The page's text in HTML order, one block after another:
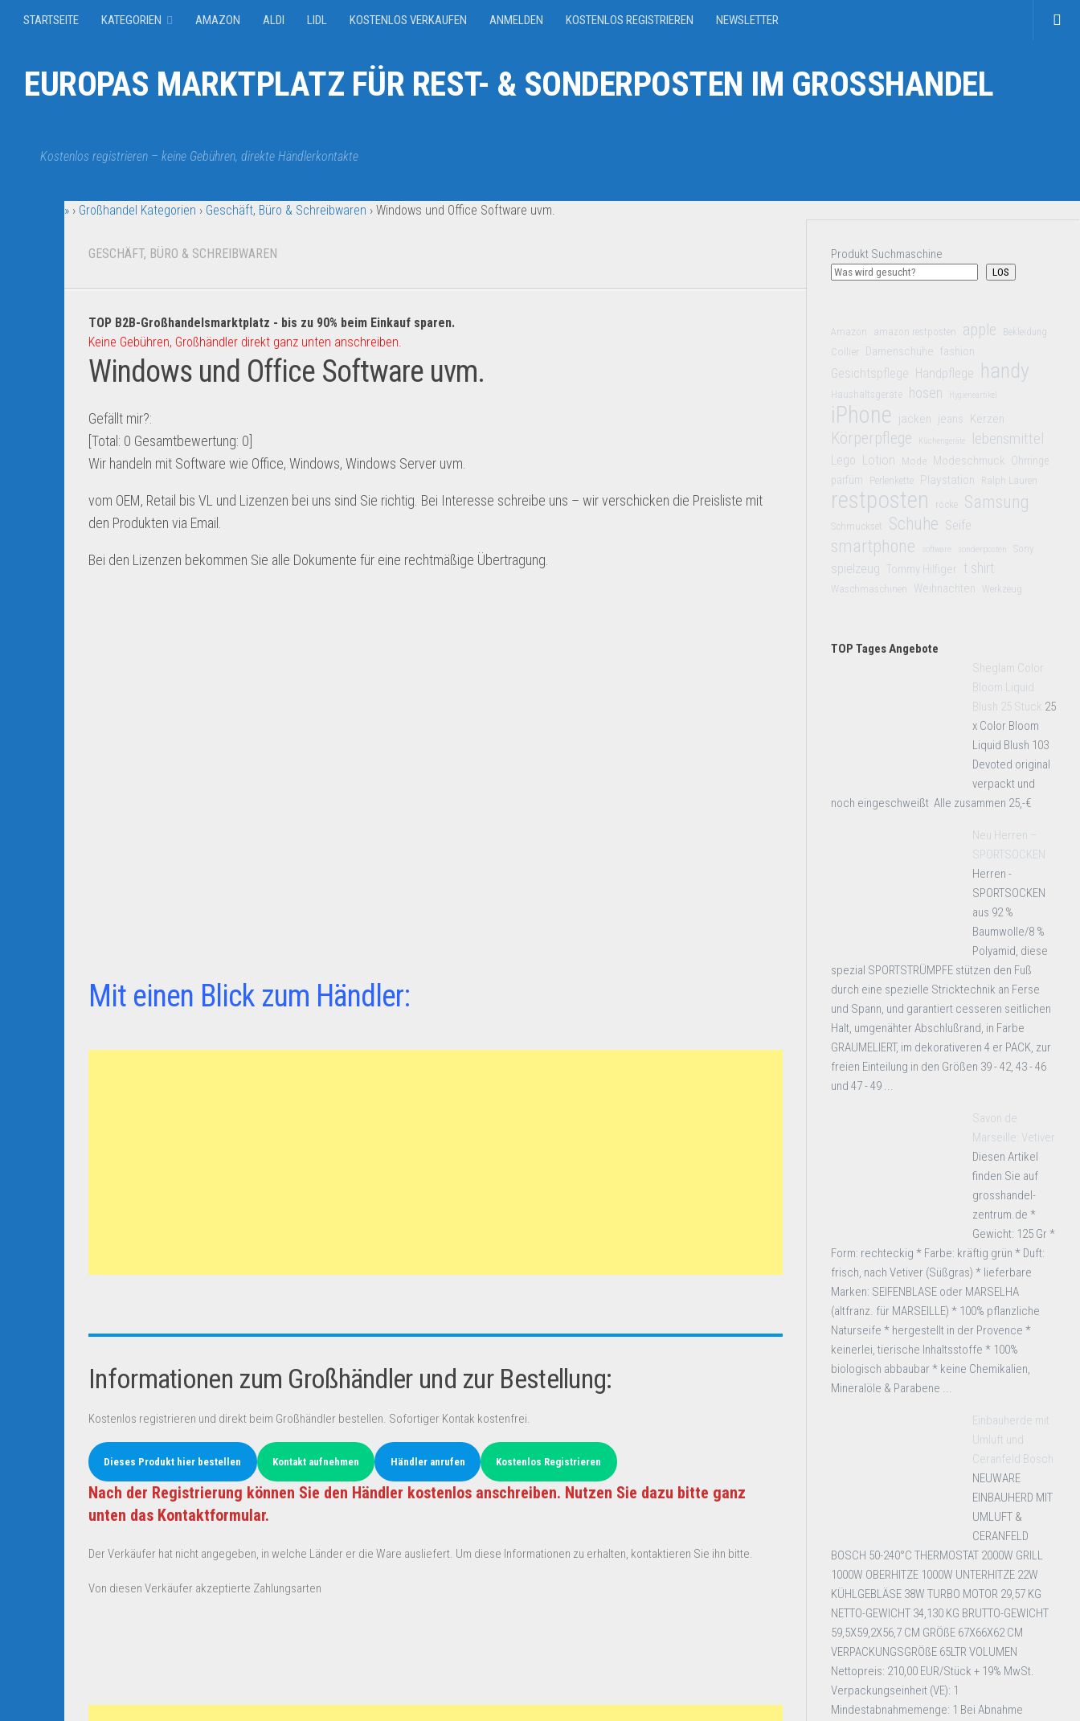
STARTSEITE KATEGORIEN AMAZON ALDI LIDL KOSTENLOS VERKAUFEN ANMELDEN KOSTENLOS REGISTRIEREN NEWSLETTER
EUROPAS MARKTPLATZ FÜR REST- & SONDERPOSTEN IM GROSSHANDEL
Kostenlos registrieren – keine Gebühren, direkte Händlerkontakte
» › Großhandel Kategorien › Geschäft, Büro & Schreibwaren › Windows und Office Software uvm.
GESCHÄFT, BÜRO & SCHREIBWAREN
TOP B2B-Großhandelsmarktplatz - bis zu 90% beim Einkauf sparen.
Keine Gebühren, Großhändler direkt ganz unten anschreiben.
Windows und Office Software uvm.
Gefällt mir?:
[Total: 0 Gesamtbewertung: 0
Wir handeln mit Software wie Office, Windows, Windows Server uvm.
vom OEM, Retail bis VL und Lizenzen bei uns sind Sie richtig. Bei Interesse schreibe uns – wir verschicken die Preisliste mit
den Produkten via Email.
Bei den Lizenzen bekommen Sie alle Dokumente für eine rechtmäßige Übertragung.
Mit einen Blick zum Händler:
Informationen zum Großhändler und zur Bestellung:
Kostenlos registrieren und direkt beim Großhändler bestellen. Sofortiger Kontak kostenfrei.
Dieses Produkt hier bestellen Kontakt aufnehmen Händler anrufen Kostenlos Registrieren
Nach der Registrierung können Sie den Händler kostenlos anschreiben. Nutzen Sie dazu bitte ganz
unten das Kontaktformular.
Der Verkäufer hat nicht angegeben, in welche Länder er die Ware ausliefert. Um diese Informationen zu erhalten, kontaktieren Sie ihn bitte.
Von diesen Verkäufer akzeptierte Zahlungsarten
Produkt Suchmaschine
LOS
Amazon amazon restposten apple Bekleidung
Collier Damenschuhe fashion
Gesichtspflege Handpflege handy
Haushaltsgeräte hosen Hygieneartikel
iPhone jacken jeans Kerzen
Körperpflege Küchengeräte lebensmittel
Lego Lotion Mode Modeschmuck Ohrringe
parfüm
Perlenkette Playstation Ralph Lauren
restposten röcke Samsung
Schmuckset Schuhe Seife
smartphone software sonderposten Sony
spielzeug Tommy Hilfiger t shirt
Waschmaschinen Weihnachten Werkzeug
TOP Tages Angebote
Sheglam Color
Bloom Liquid
Blush 25 Stück 25
x Color Bloom
Liquid Blush 103
Devoted original
verpackt und
noch eingeschweißt Alle zusammen 25,-€
Neu Herren –
SPORTSOCKEN
Herren -
SPORTSOCKEN
aus 92 %
Baumwolle/8 %
Polyamid, diese
spezial SPORTSTRÜMPFE stützen den Fuß
durch eine spezielle Stricktechnik an Ferse
und Spann, und garantiert cesseren seitlichen
Halt, umgenähter Abschlußrand, in Farbe
GRAUMELIERT, im dekorativeren 4 er PACK, zur
freien Einteilung in den Größen 39 - 42, 43 - 46
und 47 - 49 ...
Savon de
Marseille: Vetiver
Diesen Artikel
finden Sie auf
grosshandel-
zentrum.de *
Gewicht: 125 Gr *
Form: rechteckig * Farbe: kräftig grün * Duft:
frisch, nach Vetiver (Süßgras) * lieferbare
Marken: SEIFENBLASE oder MARSELHA
(altfranz. für MARSEILLE) * 100% pflanzliche
Naturseife * hergestellt in der Provence *
keinerlei, tierische Inhaltsstoffe * 100%
biologisch abbaubar * keine Chemikalien,
Mineralöle & Parabene ...
Einbauherde mit
Umluft und
Ceranfeld Bosch
NEUWARE
EINBAUHERD MIT
UMLUFT &
CERANFELD
BOSCH 50-240°C THERMOSTAT 2000W GRILL
1000W OBERHITZE 1000W UNTERHITZE 22W
KÜHLGEBLÄSE 38W TURBO MOTOR 29,57 KG
NETTO-GEWICHT 34,130 KG BRUTTO-GEWICHT
59,5X59,2X56,7 CM GRÖßE 67X66X62 CM
VERPACKUNGSGRÖßE 65LTR VOLUMEN
Nettopreis: 210,00 EUR/Stück + 19% MwSt.
Verpackungseinheit (VE): 1
Mindestabnahmemenge: 1 Bei Abnahme